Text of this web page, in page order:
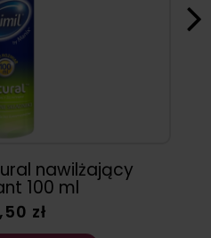
nawilżający
100 ml
zł